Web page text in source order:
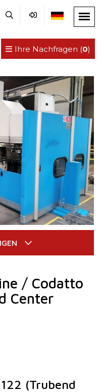
Ihre Nachfragen (0)
/ Codatto
Center
(Trubend